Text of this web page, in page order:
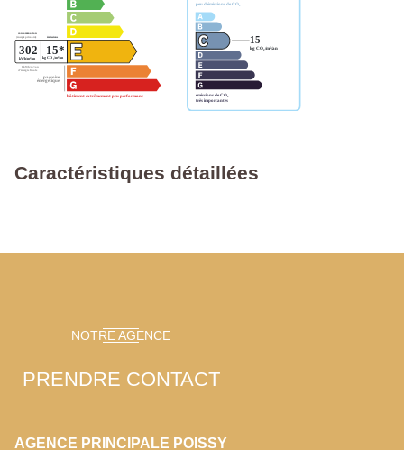
Caractéristiques détaillées
NOTRE AGENCE
PRENDRE CONTACT
AGENCE PRINCIPALE POISSY